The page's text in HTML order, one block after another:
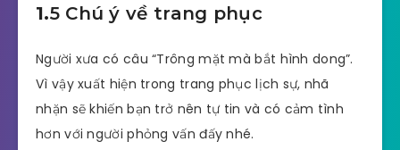
1.5 Chú ý về trang phục
Người xưa có câu “Trông mặt mà bắt hình dong”.
Vì vậy xuất hiện trong trang phục lịch sự, nhã
nhặn sẽ khiến bạn trở nên tự tin và có cảm tình
hơn với người phỏng vấn đấy nhé.